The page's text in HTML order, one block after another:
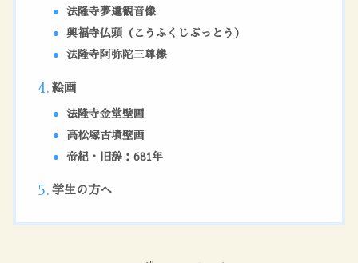
法隆寺夢違観音像
興福寺仏頭（こうふくじぶっとう）
法隆寺阿弥陀三尊像
絵画
法隆寺金堂壁画
高松塚古墳壁画
帝紀・旧辞：681年
学生の方へ